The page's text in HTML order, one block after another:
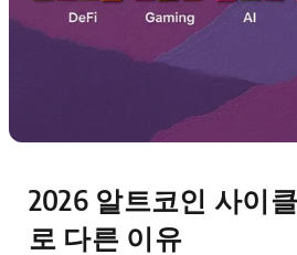
2026 알트코인 사이
로 다른 이유